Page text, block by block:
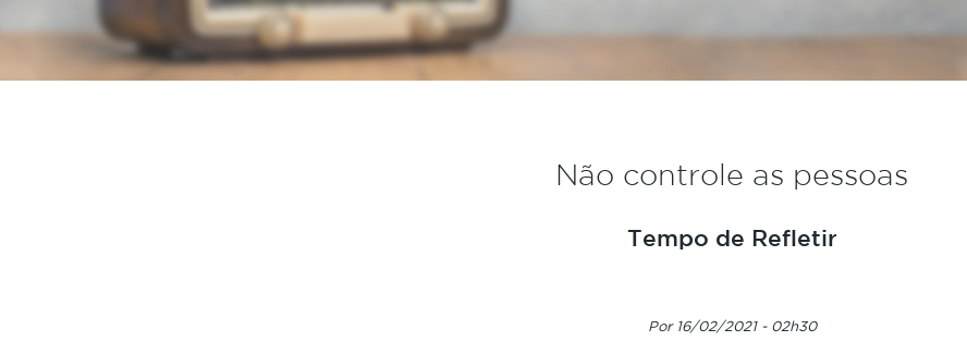
Não controle as pessoas
Tempo de Refletir
Por 16/02/2021 - 02h30